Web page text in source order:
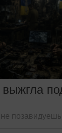
позавидуешь